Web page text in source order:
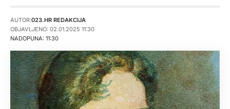
NADOPUNA: 11:30
AUTOR:023.HR REDAKCIJA
OBJAVLJENO: 02.01.2025 11:30